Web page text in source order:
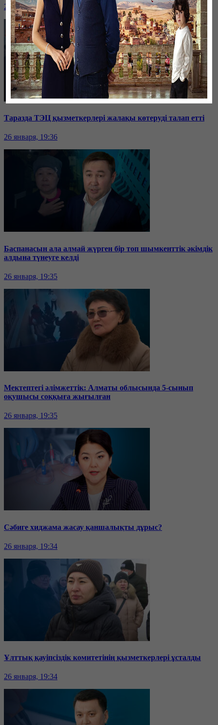
26 января, 19:36
Таразда ТЭЦ қызметкерлері жалақы көтеруді талап етті
26 января, 19:36
Баспанасын ала алмай жүрген бір топ шымкенттік әкімдік
алдына түнеуге келді
26 января, 19:35
Мектептегі әлімжеттік: Алматы облысында 5-сынып
оқушысы соққыға жығылған
26 января, 19:35
Сәбиге хиджама жасау қаншалықты дұрыс?
26 января, 19:34
Ұлттық қауіпсіздік комитетінің қызметкерлері ұсталды
26 января, 19:34